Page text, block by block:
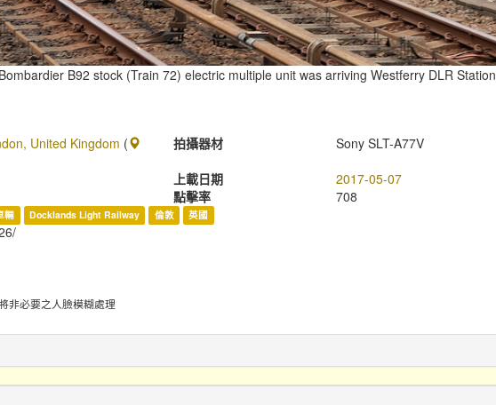
B92 stock (Train 72) electric multiple unit was arriving Westferry DLR Station
United Kingdom (
拍攝器材
Sony SLT-A77V
上載日期
2017-05-07
點擊率
708
輛 Docklands Light Railway 倫敦 英國
非必要之人臉模糊處理